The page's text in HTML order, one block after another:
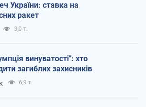
України: ставка на
ракет
3,0 т.
винуватості": хто
загиблих захисників
6,9 т.